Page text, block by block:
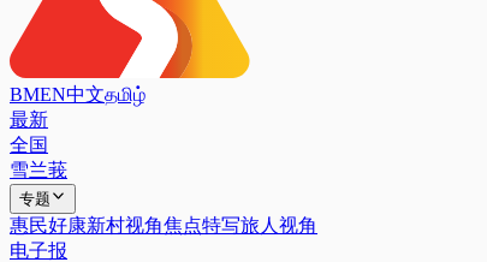
BMEN中文தமிழ்
最新
全国
雪兰莪
专题
惠民好康新村视角焦点特写旅人视角
电子报